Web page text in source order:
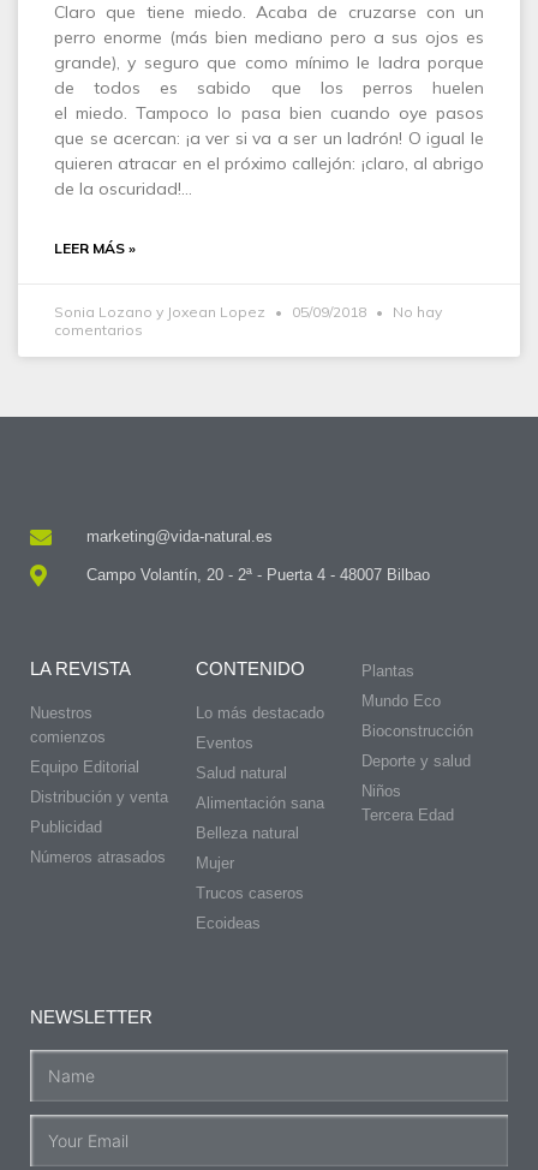
Claro que tiene miedo. Acaba de cruzarse con un
perro enorme (más bien mediano pero a sus ojos es
grande), y seguro que como mínimo le ladra porque
de todos es sabido que los perros huelen
el miedo. Tampoco lo pasa bien cuando oye pasos
que se acercan: ¡a ver si va a ser un ladrón! O igual le
quieren atracar en el próximo callejón: ¡claro, al abrigo
de la oscuridad!…
LEER MÁS »
Sonia Lozano y Joxean Lopez 05/09/2018
No hay
comentarios
marketing@vida-natural.es
Campo Volantín, 20 - 2ª - Puerta 4 - 48007 Bilbao
LA REVISTA
Nuestros
comienzos
Equipo Editorial
Distribución y venta
Publicidad
Números atrasados
CONTENIDO
Lo más destacado
Eventos
Salud natural
Alimentación sana
Belleza natural
Mujer
Trucos caseros
Ecoideas
Plantas
Mundo Eco
Bioconstrucción
Deporte y salud
Niños
Tercera Edad
NEWSLETTER